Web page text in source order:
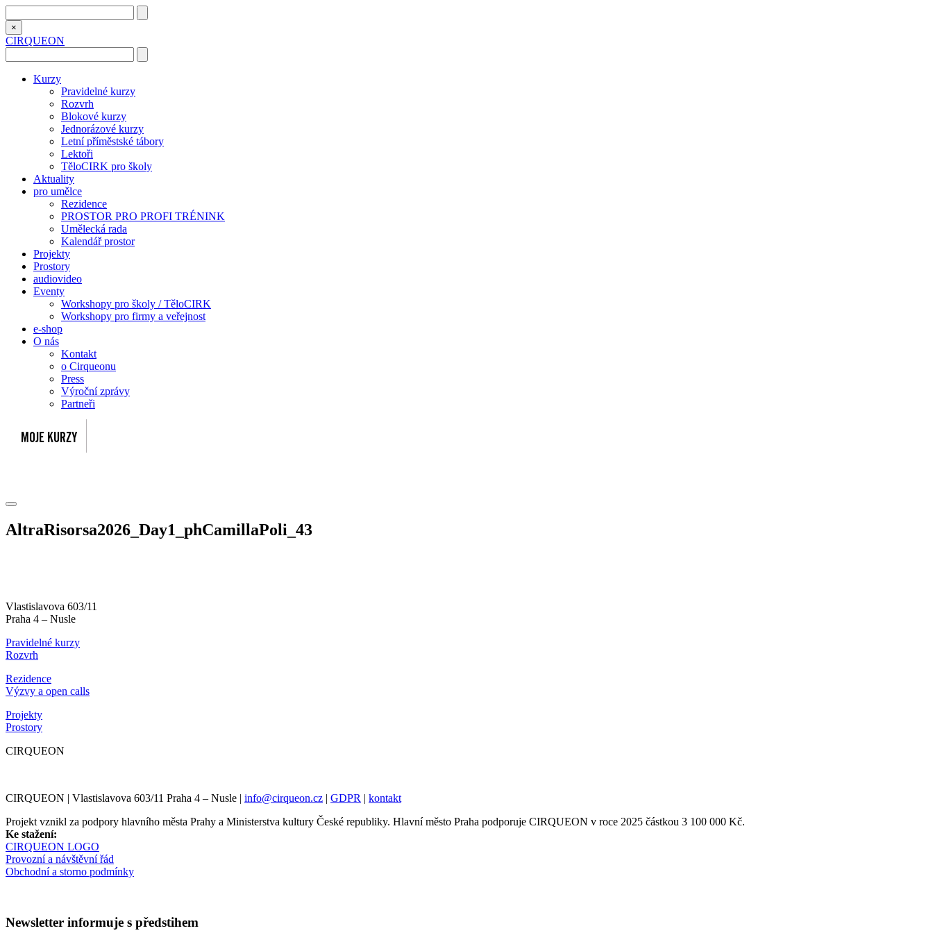
×
CIRQUEON
Kurzy
Pravidelné kurzy
Rozvrh
Blokové kurzy
Jednorázové kurzy
Letní příměstské tábory
Lektoři
TěloCIRK pro školy
Aktuality
pro umělce
Rezidence
PROSTOR PRO PROFI TRÉNINK
Umělecká rada
Kalendář prostor
Projekty
Prostory
audiovideo
Eventy
Workshopy pro školy / TěloCIRK
Workshopy pro firmy a veřejnost
e-shop
O nás
Kontakt
o Cirqueonu
Press
Výroční zprávy
Partneři
AltraRisorsa2026_Day1_phCamillaPoli_43
Vlastislavova 603/11
Praha 4 – Nusle
Pravidelné kurzy
Rozvrh
Rezidence
Výzvy a open calls
Projekty
Prostory
CIRQUEON
CIRQUEON | Vlastislavova 603/11 Praha 4 – Nusle | info@cirqueon.cz | GDPR | kontakt
Projekt vznikl za podpory hlavního města Prahy a Ministerstva kultury České republiky. Hlavní město Praha podporuje CIRQUEON v roce 2025 částkou 3 100 000 Kč.
Ke stažení:
CIRQUEON LOGO
Provozní a návštěvní řád
Obchodní a storno podmínky
Newsletter informuje s předstihem